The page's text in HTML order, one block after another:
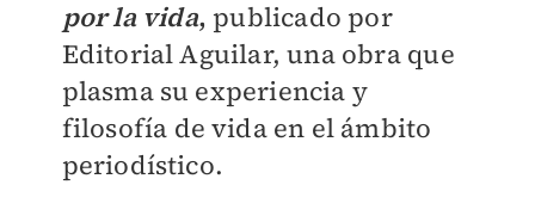
por la vida, publicado por
Editorial Aguilar, una obra que
plasma su experiencia y
filosofía de vida en el ámbito
periodístico.